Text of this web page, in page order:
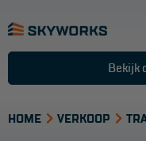
Opsteek ladder
Schuifladder
Telescopische ladder
Bekijk
HOME VERKOOP